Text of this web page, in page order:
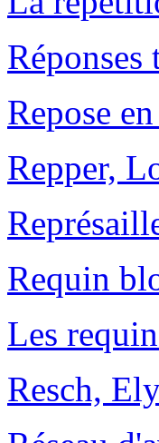
Repose
Repper,
Requin
Les
Resch,